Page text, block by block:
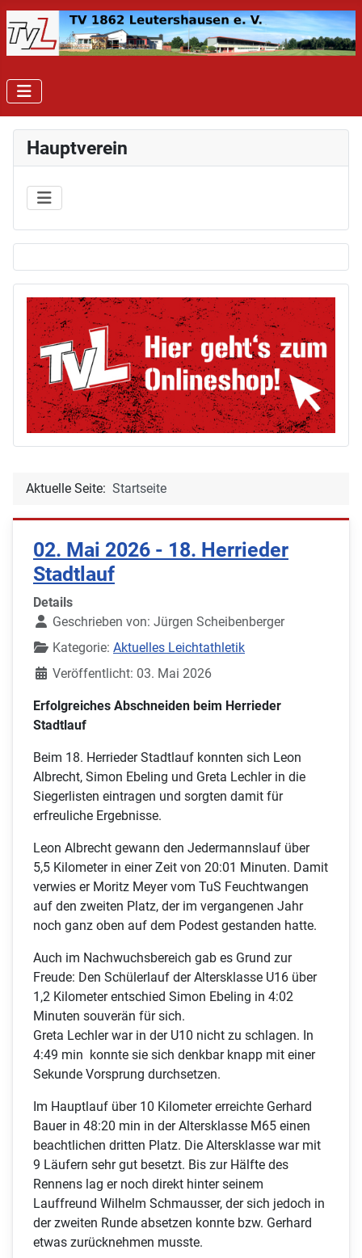
Hauptverein
Aktuelle Seite: Startseite
02. Mai 2026 - 18. Herrieder
Stadtlauf
Details
Geschrieben von: Jürgen Scheibenberger
Kategorie: Aktuelles Leichtathletik
Veröffentlicht: 03. Mai 2026
Erfolgreiches Abschneiden beim Herrieder
Stadtlauf
Beim 18. Herrieder Stadtlauf konnten sich Leon
Albrecht, Simon Ebeling und Greta Lechler in die
Siegerlisten eintragen und sorgten damit für
erfreuliche Ergebnisse.
Leon Albrecht gewann den Jedermannslauf über
5,5 Kilometer in einer Zeit von 20:01 Minuten. Damit
verwies er Moritz Meyer vom TuS Feuchtwangen
auf den zweiten Platz, der im vergangenen Jahr
noch ganz oben auf dem Podest gestanden hatte.
Auch im Nachwuchsbereich gab es Grund zur
Freude: Den Schülerlauf der Altersklasse U16 über
1,2 Kilometer entschied Simon Ebeling in 4:02
Minuten souverän für sich.
Greta Lechler war in der U10 nicht zu schlagen. In
4:49 min konnte sie sich denkbar knapp mit einer
Sekunde Vorsprung durchsetzen.
Im Hauptlauf über 10 Kilometer erreichte Gerhard
Bauer in 48:20 min in der Altersklasse M65 einen
beachtlichen dritten Platz. Die Altersklasse war mit
9 Läufern sehr gut besetzt. Bis zur Hälfte des
Rennens lag er noch direkt hinter seinem
Lauffreund Wilhelm Schmausser, der sich jedoch in
der zweiten Runde absetzen konnte bzw. Gerhard
etwas zurücknehmen musste.